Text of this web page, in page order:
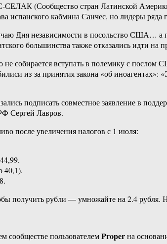
СЕЛАК (Сообщество стран Латинской
испанского кабмина Санчес, но лидеры
Дня независимости в посольство США… а
большинства также отказались идти
не собирается вступать в полемику с
из-за принятия закона «об
подписать совместное заявление в
Сергей Лавров.
после увеличения налогов с 1 июля:
40,1).
получить рубли — умножайте на 2.4
сообществе пользователемProperна